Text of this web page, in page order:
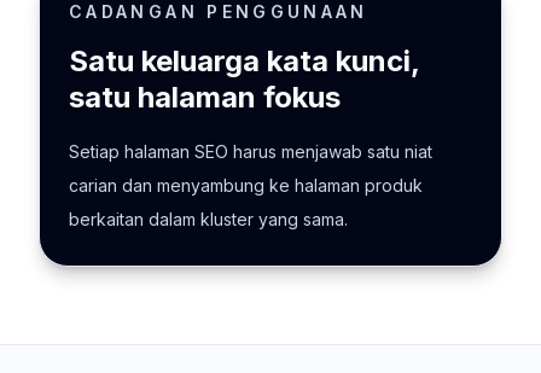
CADANGAN PENGGUNAAN
Satu keluarga kata kunci,
satu halaman fokus
Setiap halaman SEO harus menjawab satu niat
carian dan menyambung ke halaman produk
berkaitan dalam kluster yang sama.